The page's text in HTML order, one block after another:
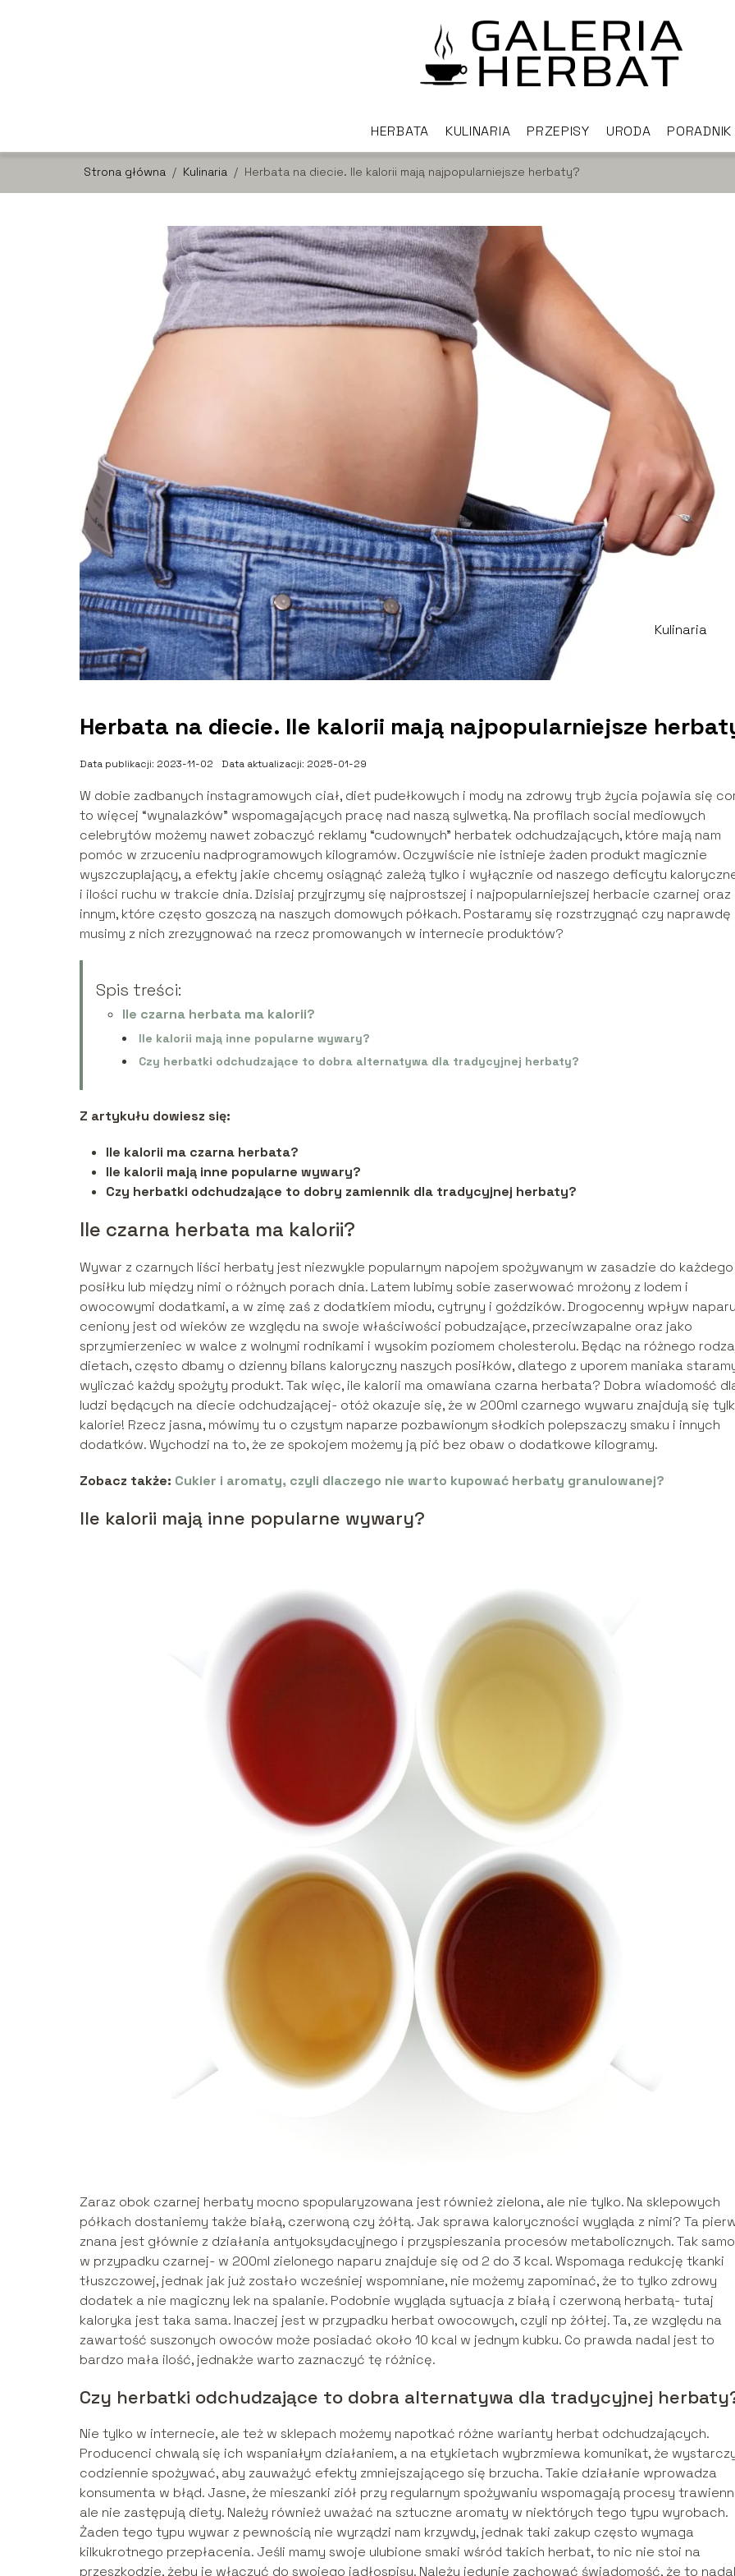
HERBATA KULINARIA PRZEPISY URODA PORADNIK
Strona główna / Kulinaria / Herbata na diecie. Ile kalorii mają najpopularniejsze herbaty?
Kulinaria
Herbata na diecie. Ile kalorii mają najpopularniejsze
Data publikacji: 2023-11-02 Data aktualizacji: 2025-01-29
W dobie zadbanych instagramowych ciał, diet pudełkowych i mody na zdrowy tryb życia pojawia się
to więcej “wynalazków” wspomagających pracę nad naszą sylwetką. Na profilach social mediowych
celebrytów możemy nawet zobaczyć reklamy “cudownych” herbatek odchudzających, które mają nam
pomóc w zrzuceniu nadprogramowych kilogramów. Oczywiście nie istnieje żaden produkt magicznie
wyszczuplający, a efekty jakie chcemy osiągnąć zależą tylko i wyłącznie od naszego deficytu
i ilości ruchu w trakcie dnia. Dzisiaj przyjrzymy się najprostszej i najpopularniejszej herbacie czarnej oraz
innym, które często goszczą na naszych domowych półkach. Postaramy się rozstrzygnąć czy naprawdę
musimy z nich zrezygnować na rzecz promowanych w internecie produktów?
Spis treści:
Ile czarna herbata ma kalorii?
Ile kalorii mają inne popularne wywary?
Czy herbatki odchudzające to dobra alternatywa dla tradycyjnej herbaty?
Z artykułu dowiesz się:
Ile kalorii ma czarna herbata?
Ile kalorii mają inne popularne wywary?
Czy herbatki odchudzające to dobry zamiennik dla tradycyjnej herbaty?
Ile czarna herbata ma kalorii?
Wywar z czarnych liści herbaty jest niezwykle popularnym napojem spożywanym w zasadzie do każdego
posiłku lub między nimi o różnych porach dnia. Latem lubimy sobie zaserwować mrożony z lodem i
owocowymi dodatkami, a w zimę zaś z dodatkiem miodu, cytryny i goździków. Drogocenny wpływ naparu
ceniony jest od wieków ze względu na swoje właściwości pobudzające, przeciwzapalne oraz jako
sprzymierzeniec w walce z wolnymi rodnikami i wysokim poziomem cholesterolu. Będąc na różnego
dietach, często dbamy o dzienny bilans kaloryczny naszych posiłków, dlatego z uporem maniaka
wyliczać każdy spożyty produkt. Tak więc, ile kalorii ma omawiana czarna herbata? Dobra wiadomość
ludzi będących na diecie odchudzającej- otóż okazuje się, że w 200ml czarnego wywaru znajdują się
kalorie! Rzecz jasna, mówimy tu o czystym naparze pozbawionym słodkich polepszaczy smaku i innych
dodatków. Wychodzi na to, że ze spokojem możemy ją pić bez obaw o dodatkowe kilogramy.
Zobacz także: Cukier i aromaty, czyli dlaczego nie warto kupować herbaty granulowanej?
Ile kalorii mają inne popularne wywary?
Zaraz obok czarnej herbaty mocno spopularyzowana jest również zielona, ale nie tylko. Na sklepowych
półkach dostaniemy także białą, czerwoną czy żółtą. Jak sprawa kaloryczności wygląda z nimi? Ta
znana jest głównie z działania antyoksydacyjnego i przyspieszania procesów metabolicznych. Tak
w przypadku czarnej- w 200ml zielonego naparu znajduje się od 2 do 3 kcal. Wspomaga redukcję tkanki
tłuszczowej, jednak jak już zostało wcześniej wspomniane, nie możemy zapominać, że to tylko zdrowy
dodatek a nie magiczny lek na spalanie. Podobnie wygląda sytuacja z białą i czerwoną herbatą- tutaj
kaloryka jest taka sama. Inaczej jest w przypadku herbat owocowych, czyli np żółtej. Ta, ze względu na
zawartość suszonych owoców może posiadać około 10 kcal w jednym kubku. Co prawda nadal jest to
bardzo mała ilość, jednakże warto zaznaczyć tę różnicę.
Czy herbatki odchudzające to dobra alternatywa dla tradycyjnej
Nie tylko w internecie, ale też w sklepach możemy napotkać różne warianty herbat odchudzających.
Producenci chwalą się ich wspaniałym działaniem, a na etykietach wybrzmiewa komunikat, że
codziennie spożywać, aby zauważyć efekty zmniejszającego się brzucha. Takie działanie wprowadza
konsumenta w błąd. Jasne, że mieszanki ziół przy regularnym spożywaniu wspomagają procesy
ale nie zastępują diety. Należy również uważać na sztuczne aromaty w niektórych tego typu wyrobach.
Żaden tego typu wywar z pewnością nie wyrządzi nam krzywdy, jednak taki zakup często wymaga
kilkukrotnego przepłacenia. Jeśli mamy swoje ulubione smaki wśród takich herbat, to nic nie stoi na
przeszkodzie, żeby je włączyć do swojego jadłospisu. Należy jedynie zachować świadomość, że to nadal